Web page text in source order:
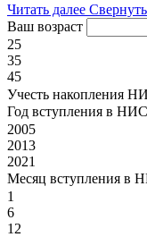
Читать далее Свернуть
Ваш возраст
25
35
45
Учесть накопления
Год вступления в НИС
2005
2013
2021
Месяц вступления в
1
6
12